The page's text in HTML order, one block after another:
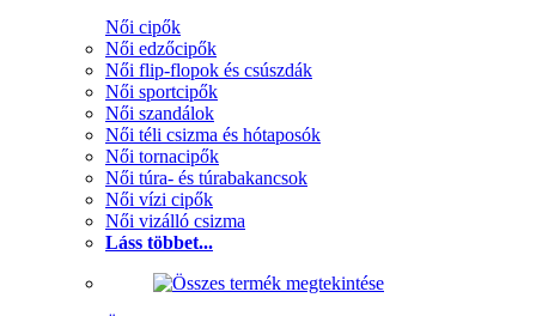
Női cipők
Női edzőcipők
Női flip-flopok és csúszdák
Női sportcipők
Női szandálok
Női téli csizma és hótaposók
Női tornacipők
Női túra- és túrabakancsok
Női vízi cipők
Női vizálló csizma
Láss többet...